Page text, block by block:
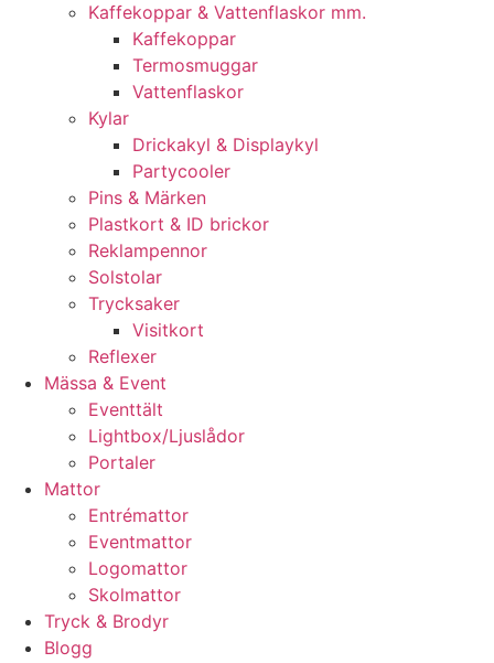
Kaffekoppar & Vattenflaskor mm.
Kaffekoppar
Termosmuggar
Vattenflaskor
Kylar
Drickakyl & Displaykyl
Partycooler
Pins & Märken
Plastkort & ID brickor
Reklampennor
Solstolar
Trycksaker
Visitkort
Reflexer
Mässa & Event
Eventtält
Lightbox/Ljuslådor
Portaler
Mattor
Entrémattor
Eventmattor
Logomattor
Skolmattor
Tryck & Brodyr
Blogg